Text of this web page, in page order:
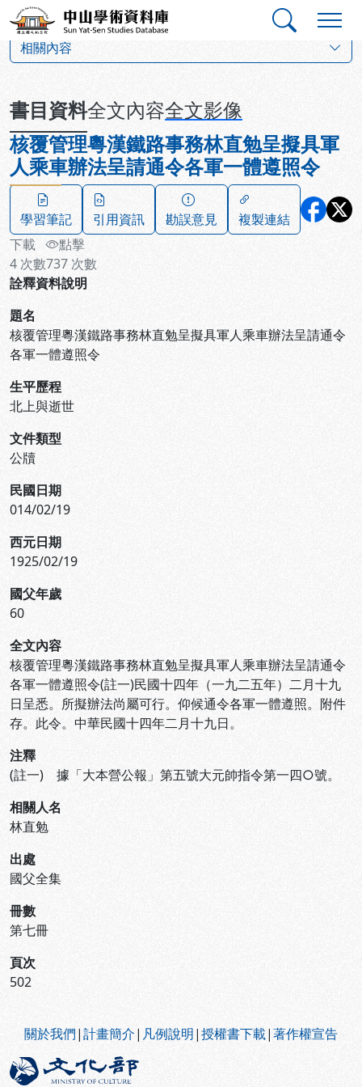
跳到主要內容
中山學術資料庫
相關內容
書目資料全文內容全文影像
核覆管理粵漢鐵路事務林直勉呈擬具軍
人乘車辦法呈請通令各軍一體遵照令
學習筆記 引用資訊 勘誤意見
複製連結
下載
4 次數
點擊
737 次數
詮釋資料說明
題名
核覆管理粵漢鐵路事務林直勉呈擬具軍人乘車辦法呈請通令
各軍一體遵照令
生平歷程
北上與逝世
文件類型
公牘
民國日期
014/02/19
西元日期
1925/02/19
國父年歲
60
全文內容
核覆管理粵漢鐵路事務林直勉呈擬具軍人乘車辦法呈請通令
各軍一體遵照令(註一)民國十四年（一九二五年）二月十九
日呈悉。所擬辦法尚屬可行。仰候通令各軍一體遵照。附件
存。此令。中華民國十四年二月十九日。
注釋
(註一) 據「大本營公報」第五號大元帥指令第一四○號。
相關人名
林直勉
出處
國父全集
冊數
第七冊
頁次
502
關於我們|計畫簡介| 凡例說明|授權書下載|著作權宣告